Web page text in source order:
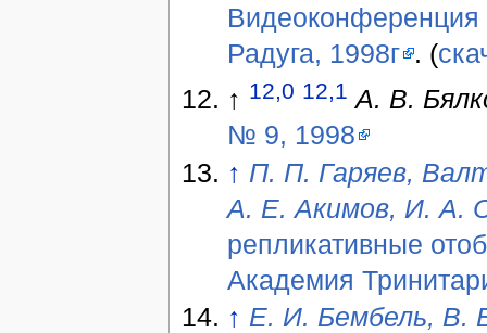
Радуга, 1998г . (
↑ 12,0 12,1 А. В.
№ 9, 1998
↑ П. П. Гаряев,
А. Е. Акимов, И. А.
репликативные
Академия
↑ Е. И. Бембель, В.